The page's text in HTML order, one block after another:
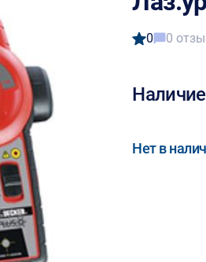
0 0
Нет в